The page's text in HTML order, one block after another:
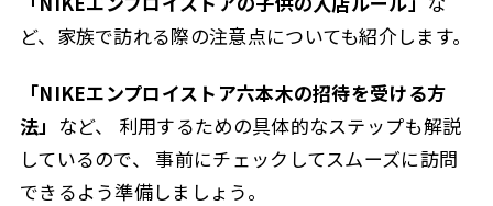
ど、家族で訪れる際の注意点についても紹介します。
「NIKEエンプロイストア六本木の招待を受ける方
法」 など、 利用するための具体的なステップも解説
しているので、 事前にチェックしてスムーズに訪問
できるよう準備しましょう。